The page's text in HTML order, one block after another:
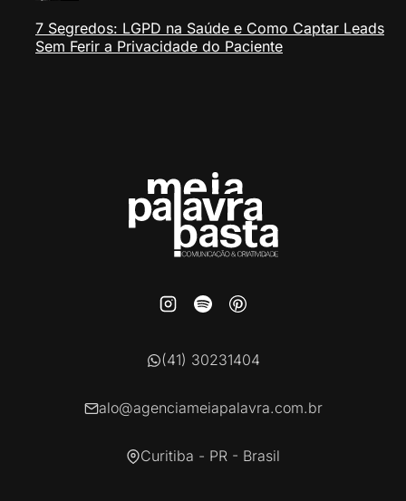
7 Segredos: LGPD na Saúde e Como Captar Leads
Sem Ferir a Privacidade do Paciente
(41) 30231404
alo@agenciameiapalavra.com.br
Curitiba - PR - Brasil